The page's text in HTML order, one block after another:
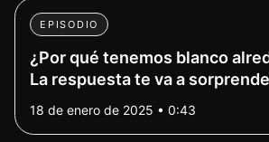
EPISODIO
¿Por qué tenemos blanco
La respuesta te va a
18 de enero de 2025 • 0:43